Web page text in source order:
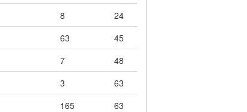
8
24
63
45
7
48
3
63
165
63